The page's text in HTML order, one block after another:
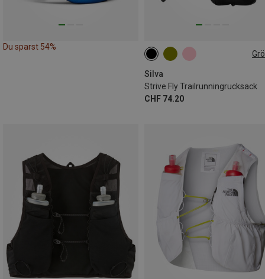
Du sparst 54%
Silva
Strive Fly Trailrunningrucksack
CHF 74.20
10L | XS 10L | M 10L | S